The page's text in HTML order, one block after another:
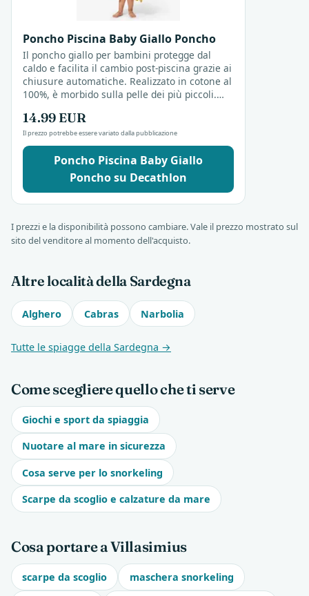
Poncho Piscina Baby Giallo Poncho
Il poncho giallo per bambini protegge dal
caldo e facilita il cambio post-piscina grazie ai
chiusure automatiche. Realizzato in cotone al
100%, è morbido sulla pelle dei più piccoli.
14.99 EUR
Il prezzo potrebbe essere variato dalla pubblicazione
Poncho Piscina Baby Giallo
Poncho su Decathlon
I prezzi e la disponibilità possono cambiare. Vale il prezzo mostrato sul
sito del venditore al momento dell'acquisto.
Altre località della Sardegna
Alghero Cabras Narbolia
Tutte le spiagge della Sardegna →
Come scegliere quello che ti serve
Giochi e sport da spiaggia
Nuotare al mare in sicurezza
Cosa serve per lo snorkeling
Scarpe da scoglio e calzature da mare
Cosa portare a Villasimius
scarpe da scoglio maschera snorkeling